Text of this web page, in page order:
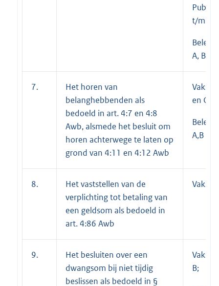
t/m E;
A, B en
7.
Het horen van
belanghebbenden als
bedoeld in art. 4:7 en 4:8
Awb, alsmede het besluit om
horen achterwege te laten op
grond van 4:11 en 4:12 Awb
en C;
A,B en
8.
Het vaststellen van de
verplichting tot betaling van
een geldsom als bedoeld in
art. 4:86 Awb
9.
Het besluiten over een
dwangsom bij niet tijdig
beslissen als bedoeld in §
B;